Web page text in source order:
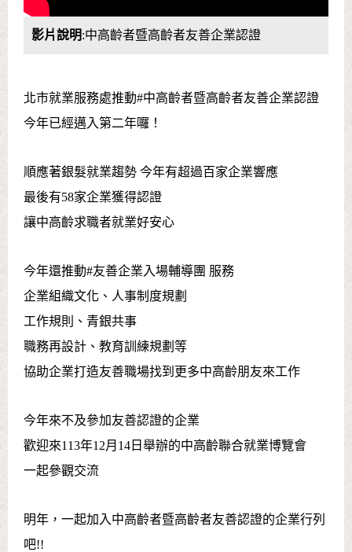
影片說明:中高齡者暨高齡者友善企業認證
北市就業服務處推動#中高齡者暨高齡者友善企業認證
今年已經邁入第二年囉！
順應著銀髮就業趨勢 今年有超過百家企業響應
最後有58家企業獲得認證
讓中高齡求職者就業好安心
今年還推動#友善企業入場輔導團 服務
企業組織文化、人事制度規劃
工作規則、青銀共事
職務再設計、教育訓練規劃等
協助企業打造友善職場找到更多中高齡朋友來工作
今年來不及參加友善認證的企業
歡迎來113年12月14日舉辦的中高齡聯合就業博覽會
一起參觀交流
明年，一起加入中高齡者暨高齡者友善認證的企業行列
吧!!